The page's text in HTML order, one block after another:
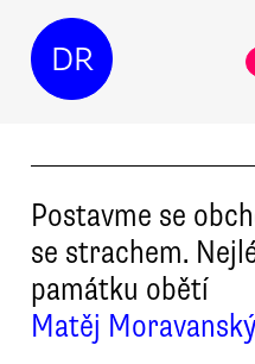
DR
Postavme se
se strachem.
památku obětí
Matěj Moravanský